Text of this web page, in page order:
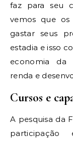
faz para seu
vemos que
gastar seus
estadia e isso
economia da
renda e
Cursos e
A pesquisa da